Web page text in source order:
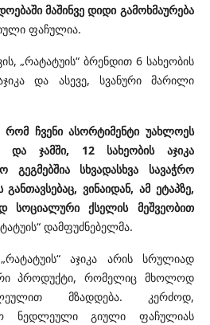
მაშინვე დიდი გამოხმაურება
ფაჩულია.
„რატატუის“ ბრენდით 6 სახეობის
და ასევე, სვანური მარილი
ჩვენი ასორტიმენტი უახლოეს
და ჯამში, 12 სახეობის აჯიკა
სხვადასხვა სავაჭრო
ვინაიდან, ამ ეტაპზე,
სოციალური ქსელის მეშვეობით
დამფუძნებელმა.
აჯიკა არის სრულიად
პროდუქტი, რომელიც მხოლოდ
მზადდება. კერძოდ,
ნედლეული გიული ფაჩულიას